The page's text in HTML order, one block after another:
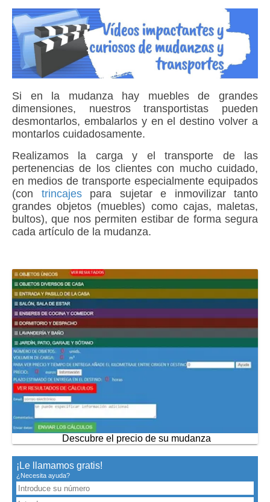
Si en la mudanza hay muebles de grandes
dimensiones, nuestros transportistas pueden
desmontarlos, embalarlos y en el destino volver a
montarlos cuidadosamente.
Realizamos la carga y el transporte de las
pertenencias de los clientes con mucho cuidado,
en medios de transporte especialmente equipados
(con trincajes para sujetar e inmovilizar tanto
grandes objetos (muebles) como cajas, maletas,
bultos), que nos permiten estibar de forma segura
cada artículo de la mudanza.
Descubre el precio de su mudanza
¡Le llamamos gratis!
¿Necesita ayuda?